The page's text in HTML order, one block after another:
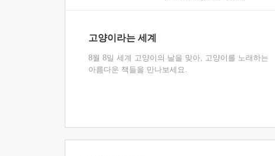
고양이라는 세계
8월 8일 세계 고양이의 날을 맞아, 고양이를 노래하는
아름다운 책들을 만나보세요.